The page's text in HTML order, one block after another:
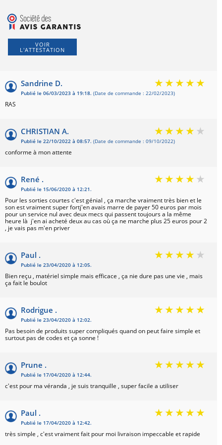
VOIR
L'ATTESTATION
Basé sur
Sandrine D.
Publié le 06/03/2023 à 19:18. (Date de commande : 22/02/2023)
RAS
CHRISTIAN A.
Publié le 22/10/2022 à 08:57. (Date de commande : 09/10/2022)
conforme à mon attente
René .
Publié le 15/06/2020 à 12:21.
Pour les sorties courtes c'est génial , ça marche vraiment très bien et le
son est vraiment super fortj'en avais marre de payer 50 euros par mois
pour un service nul avec deux mecs qui passent toujours a la même
heure là j'en ai acheté deux au cas où ça ne marche plus 25 euros pour 2
, je vais pas m'en priver
Paul .
Publié le 23/04/2020 à 12:05.
Bien reçu , matériel simple mais efficace , ça nie dure pas une vie , mais
ça fait le boulot
Rodrigue .
Publié le 23/04/2020 à 12:02.
Pas besoin de produits super compliqués quand on peut faire simple et
surtout pas de codes et ça sonne !
Prune .
Publié le 17/04/2020 à 12:44.
c'est pour ma véranda , je suis tranquille , super facile a utiliser
Paul .
Publié le 17/04/2020 à 12:42.
très simple , c'est vraiment fait pour moi livraison impeccable et rapide